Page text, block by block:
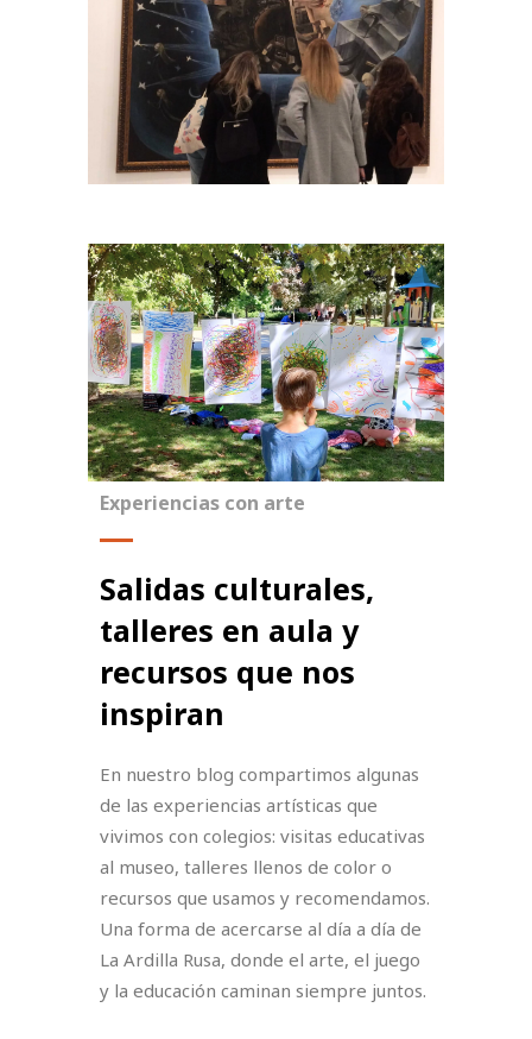
Experiencias con arte
Salidas culturales,
talleres en aula y
recursos que nos
inspiran
En nuestro blog compartimos algunas
de las experiencias artísticas que
vivimos con colegios: visitas educativas
al museo, talleres llenos de color o
recursos que usamos y recomendamos.
Una forma de acercarse al día a día de
La Ardilla Rusa, donde el arte, el juego
y la educación caminan siempre juntos.